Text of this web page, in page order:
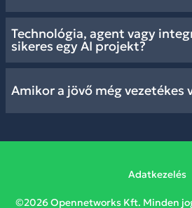
Technológia, agent vagy
sikeres egy AI projekt?
Amikor a jövő még vezetékes
©2026 Opennetworks Kft. Minden
Adatkezelés